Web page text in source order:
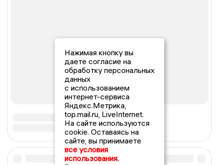
Нажимая кнопку вы
даете согласие на
обработку персональных
данных
с использованием
интернет-сервиса
Яндекс.Метрика,
top.mail.ru, LiveInternet.
На сайте используются
cookie. Оставаясь на
сайте, вы принимаете
все условия
использования.